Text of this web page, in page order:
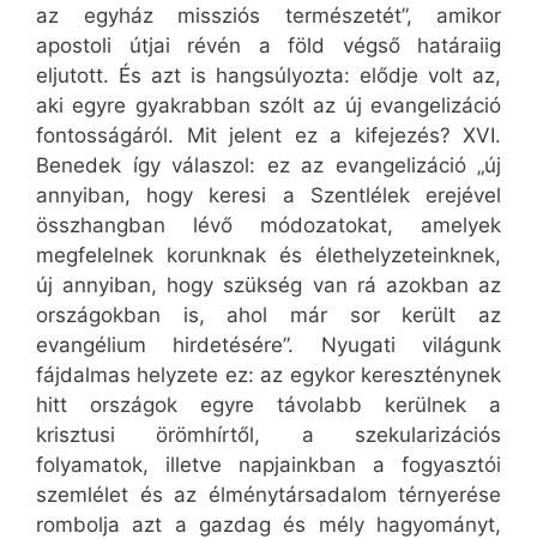
az egyház missziós természetét”, amikor
apostoli útjai révén a föld végső határaiig
eljutott. És azt is hangsúlyozta: elődje volt az,
aki egyre gyakrabban szólt az új evangelizáció
fontosságáról. Mit jelent ez a kifejezés? XVI.
Benedek így válaszol: ez az evangelizáció „új
annyiban, hogy keresi a Szentlélek erejével
összhangban lévő módozatokat, amelyek
megfelelnek korunknak és élethelyzeteinknek,
új annyiban, hogy szükség van rá azokban az
országokban is, ahol már sor került az
evangélium hirdetésére”. Nyugati világunk
fájdalmas helyzete ez: az egykor kereszténynek
hitt országok egyre távolabb kerülnek a
krisztusi örömhírtől, a szekularizációs
folyamatok, illetve napjainkban a fogyasztói
szemlélet és az élménytársadalom térnyerése
rombolja azt a gazdag és mély hagyományt,